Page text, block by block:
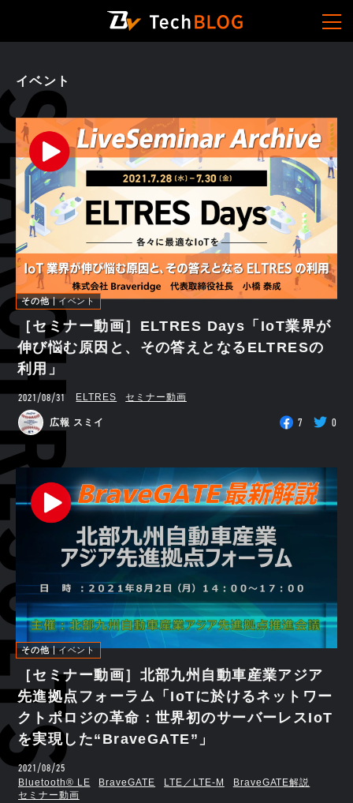
イベント
その他 イベント
［セミナー動画］ELTRES Days「IoT業界が
伸び悩む原因と、その答えとなるELTRESの
利用」
2021/08/31 ELTRES セミナー動画
広報 スミイ 7 0
その他 イベント
［セミナー動画］北部九州自動車産業アジア
先進拠点フォーラム「IoTに於けるネットワー
クトポロジの革命：世界初のサーバーレスIoT
を実現した“BraveGATE”」
2021/08/25
Bluetooth®︎ LE BraveGATE LTE／LTE-M
BraveGATE解説
セミナー動画